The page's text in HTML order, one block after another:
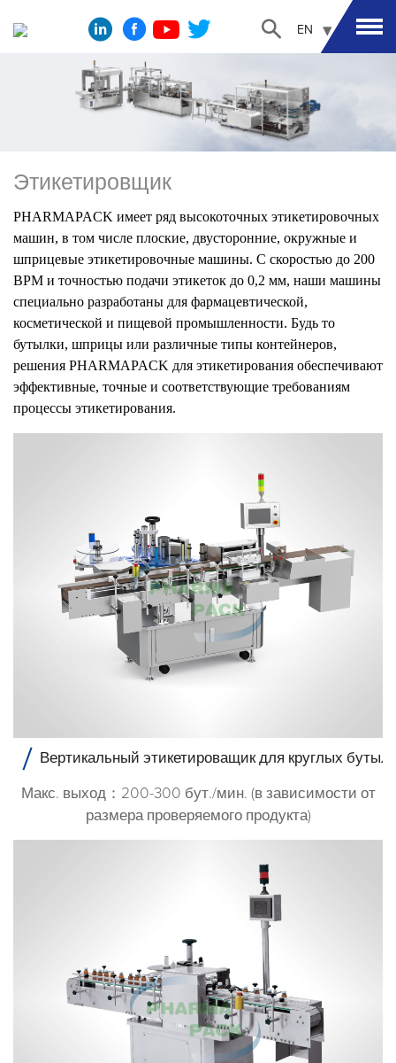
EN
Этикетировщик
PHARMAPACK имеет ряд высокоточных этикетировочных
машин, в том числе плоские, двусторонние, окружные и
шприцевые этикетировочные машины. С скоростью до 200
BPM и точностью подачи этикеток до 0,2 мм, наши машины
специально разработаны для фармацевтической,
косметической и пищевой промышленности. Будь то
бутылки, шприцы или различные типы контейнеров,
решения PHARMAPACK для этикетирования обеспечивают
эффективные, точные и соответствующие требованиям
процессы этикетирования.
Вертикальный этикетироващик для круглых
Макс. выход：200-300 бут./мин. (в зависимости от
размера проверяемого продукта)